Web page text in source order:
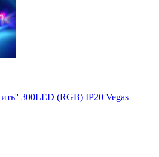
300LED (RGB) IP20 Vegas